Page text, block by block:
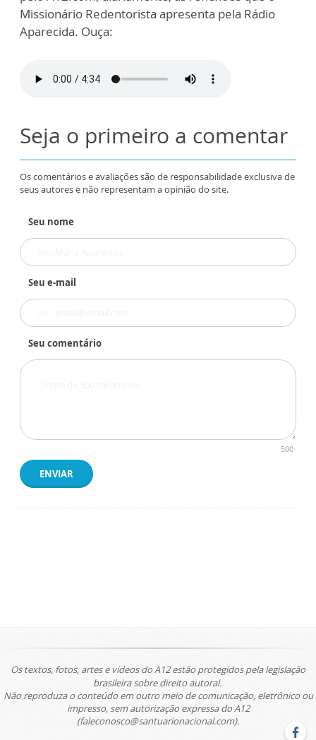
Missionário Redentorista apresenta pela Rádio
Aparecida. Ouça:
Seja o primeiro a comentar
Os comentários e avaliações são de responsabilidade exclusiva de
seus autores e não representam a opinião do site.
Seu nome
Seu e-mail
Seu comentário
500
ENVIAR
Os textos, fotos, artes e vídeos do A12 estão protegidos pela legislação
brasileira sobre direito autoral.
Não reproduza o conteúdo em outro meio de comunicação, eletrônico ou
impresso, sem autorização expressa do A12
(faleconosco@santuarionacional.com).